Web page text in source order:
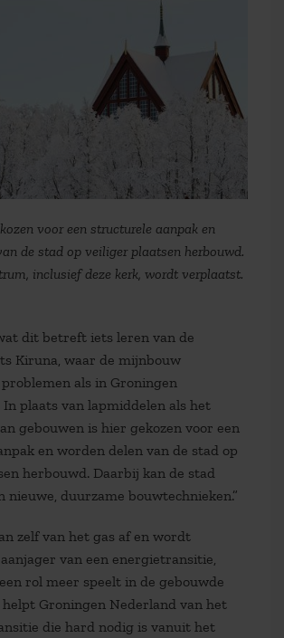
voor een structurele aanpak en
de stad op veiliger plaatsen herbouwd.
inclusief deze kerk, wordt verplaatst.
dit betreft iets leren van de
Kiruna, waar de mijnbouw
als in Groningen
plaats van lapmiddelen als het
gebouwen is hier gekozen voor een
en worden delen van de stad op
herbouwd. Daarbij kan de stad
nieuwe, duurzame bouwtechnieken.”
zelf van het gas af en wordt
van een energietransitie,
rol meer speelt in de gebouwde
helpt Groningen Nederland van het
die hard nodig is vanuit het